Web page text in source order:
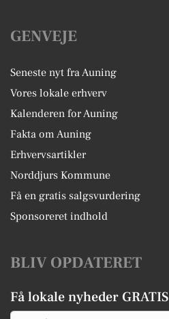
GENVEJE
Seneste nyt fra Auning
Vores lokale erhverv
Kalenderen for Auning
Fakta om Auning
Erhvervsartikler
Norddjurs Kommune
Få en gratis salgsvurdering
Sponsoreret indhold
BLIV OPDATERET
Få lokale nyheder GRATIS